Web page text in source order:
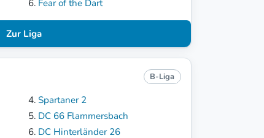
Fear of the Dart
Zur Liga
B-Liga
Spartaner 2
DC 66 Flammersbach
DC Hinterländer 26